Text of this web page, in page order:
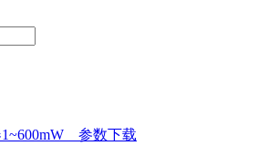
1~600mW 参数下载